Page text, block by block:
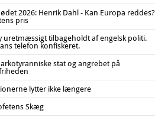
2026: Henrik Dahl - Kan Europa reddes?
pris
uretmæssigt tilbageholdt af engelsk politi.
telefon konfiskeret.
stat og angrebet på
lytter ikke længere
Skæg